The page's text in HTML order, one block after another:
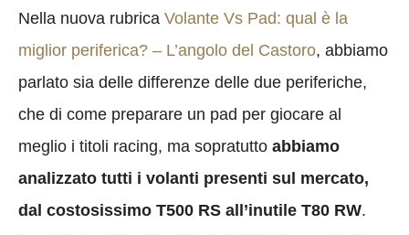
Nella nuova rubrica Volante Vs Pad: qual è la
miglior periferica? – L’angolo del Castoro, abbiamo
parlato sia delle differenze delle due periferiche,
che di come preparare un pad per giocare al
meglio i titoli racing, ma sopratutto abbiamo
analizzato tutti i volanti presenti sul mercato,
dal costosissimo T500 RS all’inutile T80 RW.